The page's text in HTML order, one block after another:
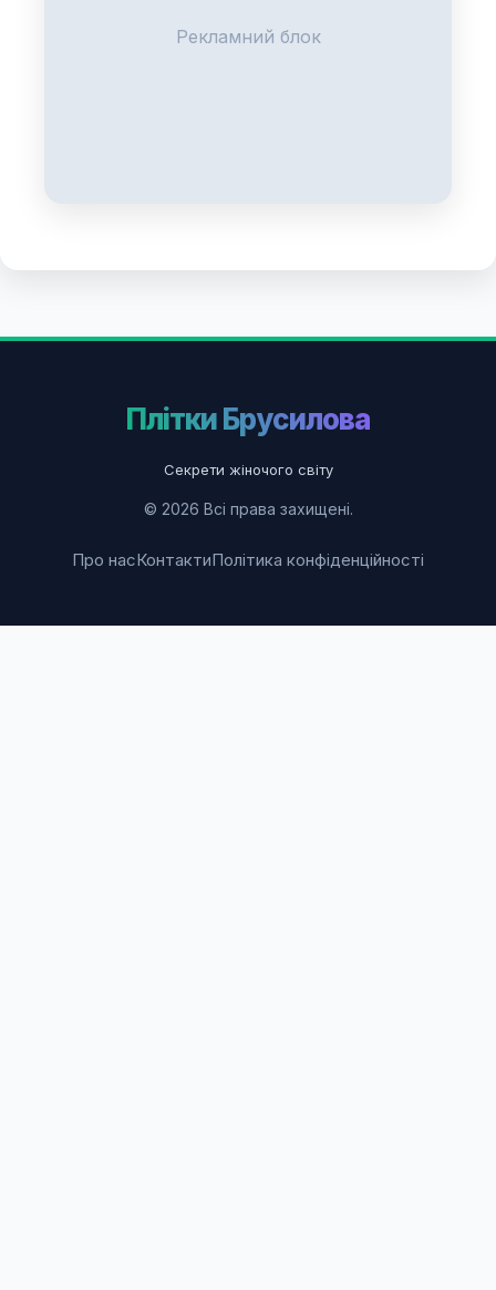
Рекламний блок
Плітки Брусилова
Секрети жіночого світу
© 2026 Всі права захищені.
Про насКонтактиПолітика конфіденційності